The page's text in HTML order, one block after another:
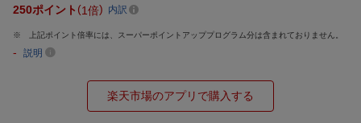
250ポイント 1倍 内訳
上記ポイント倍率には、スーパーポイントアッププログラム分は含まれておりません。
- 説明
楽天市場のアプリで購入する